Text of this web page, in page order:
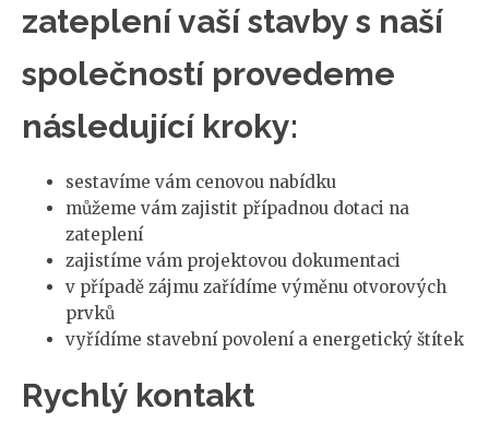
zateplení vaší stavby s naší
společností provedeme
následující kroky:
sestavíme vám cenovou nabídku
můžeme vám zajistit případnou dotaci na
zateplení
zajistíme vám projektovou dokumentaci
v případě zájmu zařídíme výměnu otvorových
prvků
vyřídíme stavební povolení a energetický štítek
Rychlý kontakt